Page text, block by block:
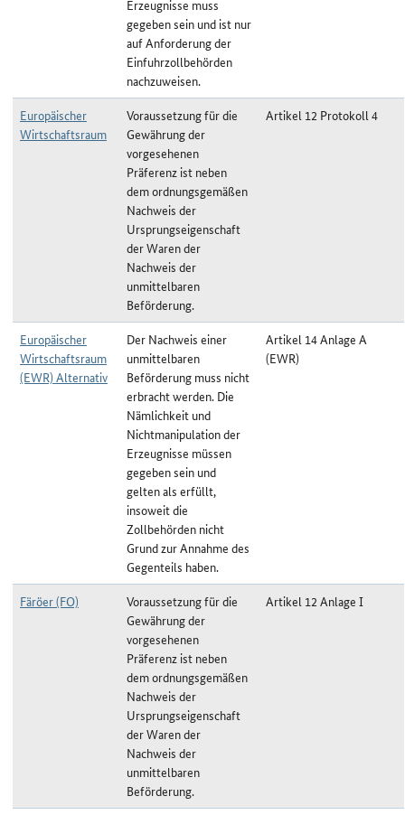
Erzeugnisse muss
gegeben sein und ist nur
auf Anforderung der
Einfuhrzollbehörden
nachzuweisen.
Europäischer
Wirtschaftsraum
Voraussetzung für die
Gewährung der
vorgesehenen
Präferenz ist neben
dem ordnungsgemäßen
Nachweis der
Ursprungseigenschaft
der Waren der
Nachweis der
unmittelbaren
Beförderung.
Artikel 12 Protokoll 4
Europäischer
Wirtschaftsraum
(EWR) Alternativ
Der Nachweis einer
unmittelbaren
Beförderung muss nicht
erbracht werden. Die
Nämlichkeit und
Nichtmanipulation der
Erzeugnisse müssen
gegeben sein und
gelten als erfüllt,
insoweit die
Zollbehörden nicht
Grund zur Annahme des
Gegenteils haben.
Artikel 14 Anlage A
(EWR)
Färöer (FO)
Voraussetzung für die
Gewährung der
vorgesehenen
Präferenz ist neben
dem ordnungsgemäßen
Nachweis der
Ursprungseigenschaft
der Waren der
Nachweis der
unmittelbaren
Beförderung.
Artikel 12 Anlage I